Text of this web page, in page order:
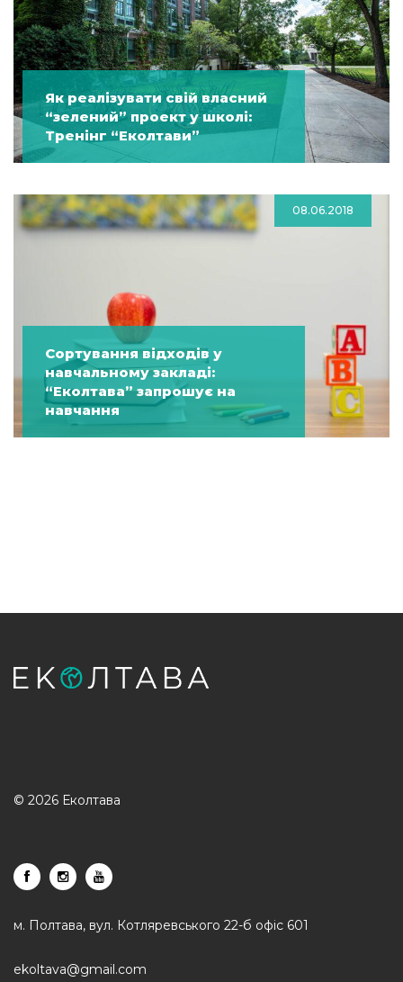
Як реалізувати свій власний
“зелений” проект у школі:
Тренінг “Еколтави”
08.06.2018
Сортування відходів у
навчальному закладі:
“Еколтава” запрошує на
навчання
© 2026 Еколтава
м. Полтава, вул. Котляревського 22-б офіс 601
ekoltava@gmail.com